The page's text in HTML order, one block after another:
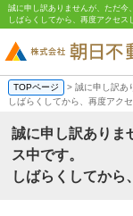
誠に申し訳ありませんが、ただ今
しばらくしてから、再度アクセ
TOPページ
> 誠に申し訳あ
しばらくしてから、再度アク
誠に申し訳ありま
ス中です。
しばらくしてから